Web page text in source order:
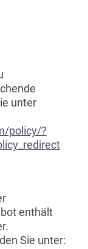
unter
policy/?
enthält
Sie unter: